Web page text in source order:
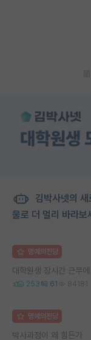
김박사넷의
물로 더 멀리 바라보
명예의전당
대학원생 장시간 근무
253 61 84181
명예의전당
박사과정이 왜 힘든가